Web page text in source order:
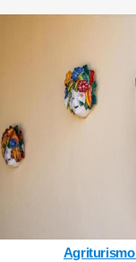
Agriturismo